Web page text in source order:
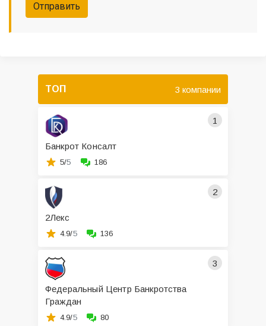
Отправить
ТОП 3 компании
1
Банкрот Консалт
5/5 186
2
2Лекс
4.9/5 136
3
Федеральный Центр Банкротства
Граждан
4.9/5 80